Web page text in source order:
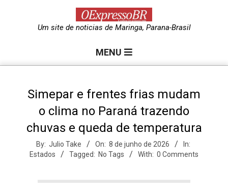
e
Um site de noticias de Maringa, Parana-Brasil
MENU
Simepar e frentes frias mudam
o clima no Paraná trazendo
chuvas e queda de temperatura
By: Julio Take On: 8 de junho de 2026
In:
Estados
Tagged: No Tags With: 0 Comments